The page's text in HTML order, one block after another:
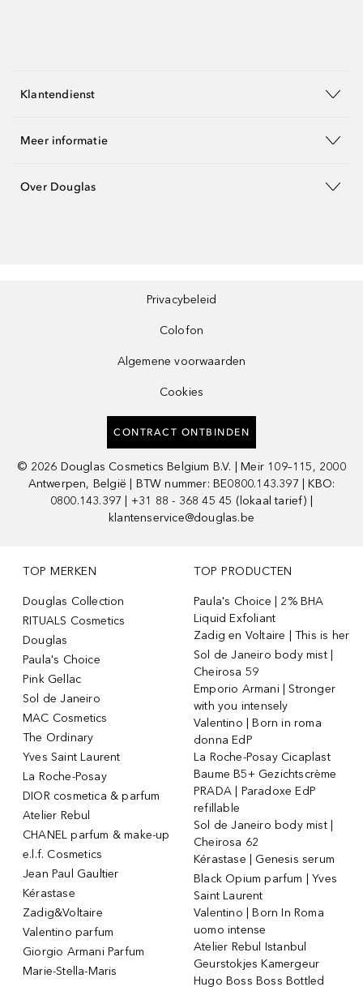
Klantendienst
Meer informatie
Over Douglas
Privacybeleid
Colofon
Algemene voorwaarden
Cookies
CONTRACT ONTBINDEN
© 2026 Douglas Cosmetics Belgium B.V. | Meir 109–115, 2000
Antwerpen, België | BTW nummer: BE0800.143.397 | KBO:
0800.143.397 | +31 88 - 368 45 45 (lokaal tarief) |
klantenservice@douglas.be
TOP MERKEN
Douglas Collection
RITUALS Cosmetics
Douglas
Paula's Choice
Pink Gellac
Sol de Janeiro
MAC Cosmetics
The Ordinary
Yves Saint Laurent
La Roche-Posay
DIOR cosmetica & parfum
Atelier Rebul
CHANEL parfum & make-up
e.l.f. Cosmetics
Jean Paul Gaultier
Kérastase
Zadig&Voltaire
Valentino parfum
Giorgio Armani Parfum
Marie-Stella-Maris
TOP PRODUCTEN
Paula's Choice | 2% BHA
Liquid Exfoliant
Zadig en Voltaire | This is her
Sol de Janeiro body mist |
Cheirosa 59
Emporio Armani | Stronger
with you intensely
Valentino | Born in roma
donna EdP
La Roche-Posay Cicaplast
Baume B5+ Gezichtscrème
PRADA | Paradoxe EdP
refillable
Sol de Janeiro body mist |
Cheirosa 62
Kérastase | Genesis serum
Black Opium parfum | Yves
Saint Laurent
Valentino | Born In Roma
uomo intense
Atelier Rebul Istanbul
Geurstokjes Kamergeur
Hugo Boss Boss Bottled